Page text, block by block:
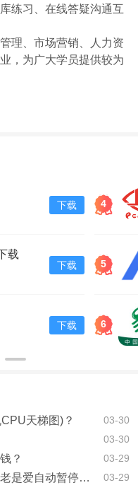
练习、在线答疑沟通互
理、市场营销、人力资
，为广大学员提供较为
下载
载
下载
下载
4
5
6
天梯图)？ 03-30
03-30
？ 03-29
手机迅雷下载电影，手机锁屏后，老是爱自动暂停，该如何办？ 03-29